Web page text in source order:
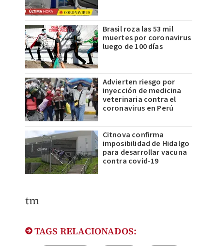
Brasil roza las 53 mil
muertes por coronavirus
luego de 100 días
Advierten riesgo por
inyección de medicina
veterinaria contra el
coronavirus en Perú
Citnova confirma
imposibilidad de Hidalgo
para desarrollar vacuna
contra covid-19
​tm
TAGS RELACIONADOS: